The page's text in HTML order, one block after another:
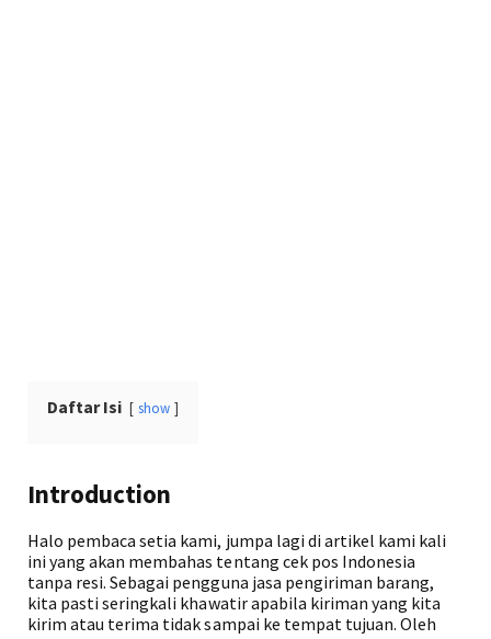
Daftar Isi show
Introduction
Halo pembaca setia kami, jumpa lagi di artikel kami kali
ini yang akan membahas tentang cek pos Indonesia
tanpa resi. Sebagai pengguna jasa pengiriman barang,
kita pasti seringkali khawatir apabila kiriman yang kita
kirim atau terima tidak sampai ke tempat tujuan. Oleh